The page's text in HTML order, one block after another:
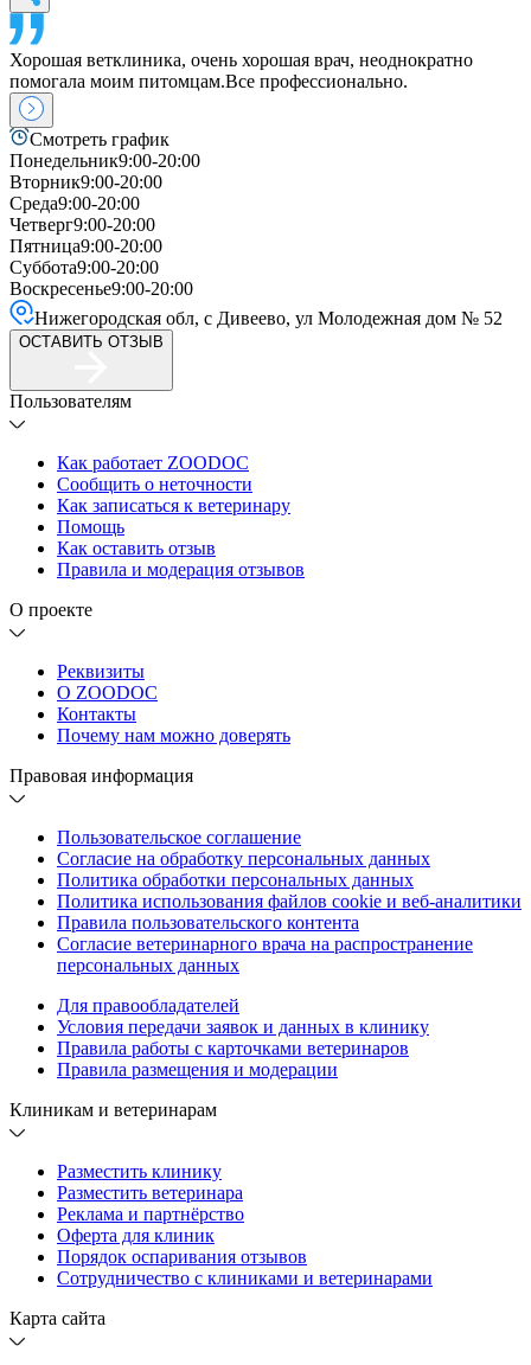
Хорошая ветклиника, очень хорошая врач, неоднократно
помогала моим питомцам.Все профессионально.
Смотреть график
Понедельник9:00-20:00
Вторник9:00-20:00
Среда9:00-20:00
Четверг9:00-20:00
Пятница9:00-20:00
Суббота9:00-20:00
Воскресенье9:00-20:00
Нижегородская обл, с Дивеево, ул Молодежная дом № 52
ОСТАВИТЬ ОТЗЫВ
Пользователям
Как работает ZOODOC
Сообщить о неточности
Как записаться к ветеринару
Помощь
Как оставить отзыв
Правила и модерация отзывов
О проекте
Реквизиты
О ZOODOC
Контакты
Почему нам можно доверять
Правовая информация
Пользовательское соглашение
Согласие на обработку персональных данных
Политика обработки персональных данных
Политика использования файлов cookie и веб-аналитики
Правила пользовательского контента
Согласие ветеринарного врача на распространение
персональных данных
Для правообладателей
Условия передачи заявок и данных в клинику
Правила работы с карточками ветеринаров
Правила размещения и модерации
Клиникам и ветеринарам
Разместить клинику
Разместить ветеринара
Реклама и партнёрство
Оферта для клиник
Порядок оспаривания отзывов
Сотрудничество с клиниками и ветеринарами
Карта сайта